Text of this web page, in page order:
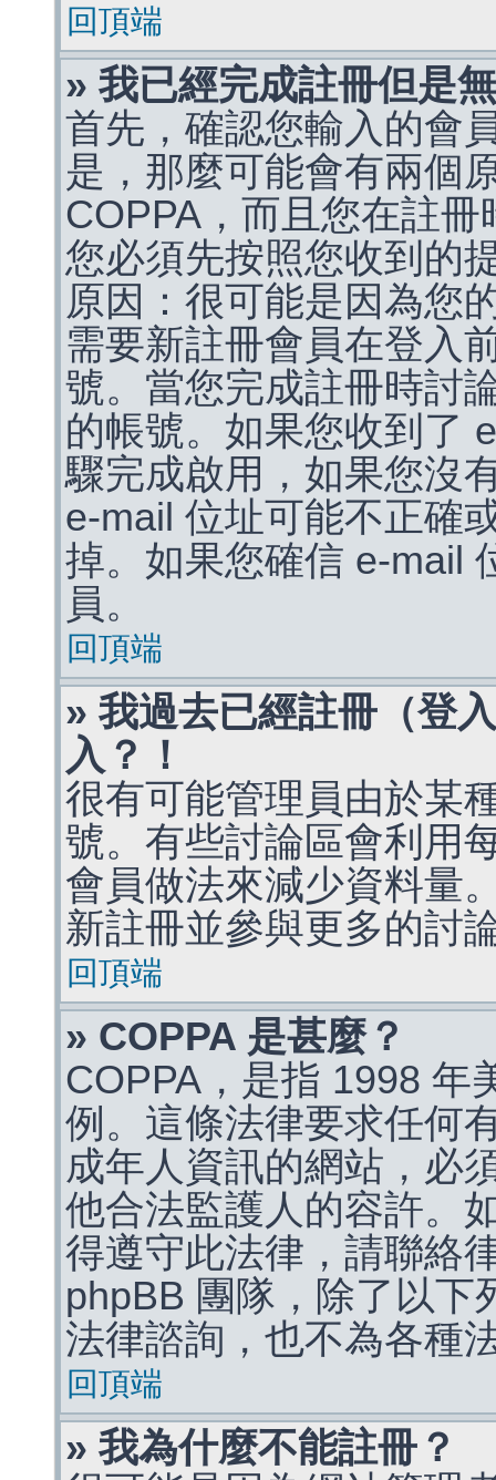
回頂端
» 我已經完成註冊但是
首先，確認您輸入的會
是，那麼可能會有兩個
COPPA，而且您在註
您必須先按照您收到的
原因：很可能是因為您
需要新註冊會員在登入
號。當您完成註冊時討
的帳號。如果您收到了
驟完成啟用，如果您沒
e-mail 位址可能不正確
掉。如果您確信 e-mail
員。
回頂端
» 我過去已經註冊（登
入？！
很有可能管理員由於某
號。有些討論區會利用
會員做法來減少資料量
新註冊並參與更多的討
回頂端
» COPPA 是甚麼？
COPPA，是指 1998 年
例。這條法律要求任何
成年人資訊的網站，必
他合法監護人的容許。
得遵守此法律，請聯絡
phpBB 團隊，除了以下
法律諮詢，也不為各種
回頂端
» 我為什麼不能註冊？